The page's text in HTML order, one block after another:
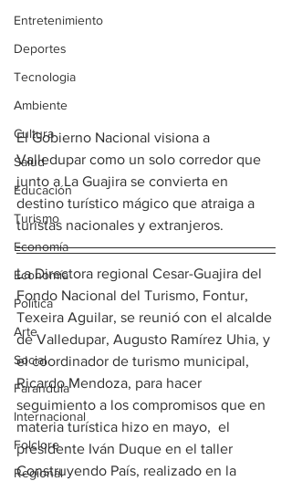
Entretenimiento
Deportes
Tecnologia
Ambiente
Cultura
Salud
Educación
Turismo
Economía
Economía
Política
Arte
Social
Farandula
Internacional
Folclore
Regional
El Gobierno Nacional visiona a
Valledupar como un solo corredor que
junto a La Guajira se convierta en
destino turístico mágico que atraiga a
turistas nacionales y extranjeros.
La Directora regional Cesar-Guajira del
Fondo Nacional del Turismo, Fontur,
Texeira Aguilar, se reunió con el alcalde
de Valledupar, Augusto Ramírez Uhia, y
el coordinador de turismo municipal,
Ricardo Mendoza, para hacer
seguimiento a los compromisos que en
materia turística hizo en mayo,  el
presidente Iván Duque en el taller
Construyendo País, realizado en la